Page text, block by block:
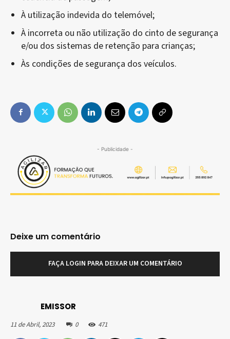
EMISSOR
11 de Abril, 2023 0 471
À utilização indevida do telemóvel;
À incorreta ou não utilização do cinto de segurança
e/ou dos sistemas de retenção para crianças;
Às condições de segurança dos veículos.
- Publicidade -
Deixe um comentário
FAÇA LOGIN PARA DEIXAR UM COMENTÁRIO